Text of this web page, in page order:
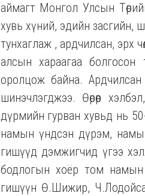
аймагт Монгол Улсын
хувь хүний, эдийн засгийн,
тунхаглаж , ардчилсан, эрх
алсын хараагаа
оролцож байна.
шинэчлэгджээ. Өөрөөр
дүрмийн гурван хувьд нь
намын үндсэн дүрэм,
гишүүд дэмжигчид үгээ
бодлогын хоёр том
гишүүн Ө.Шижир,